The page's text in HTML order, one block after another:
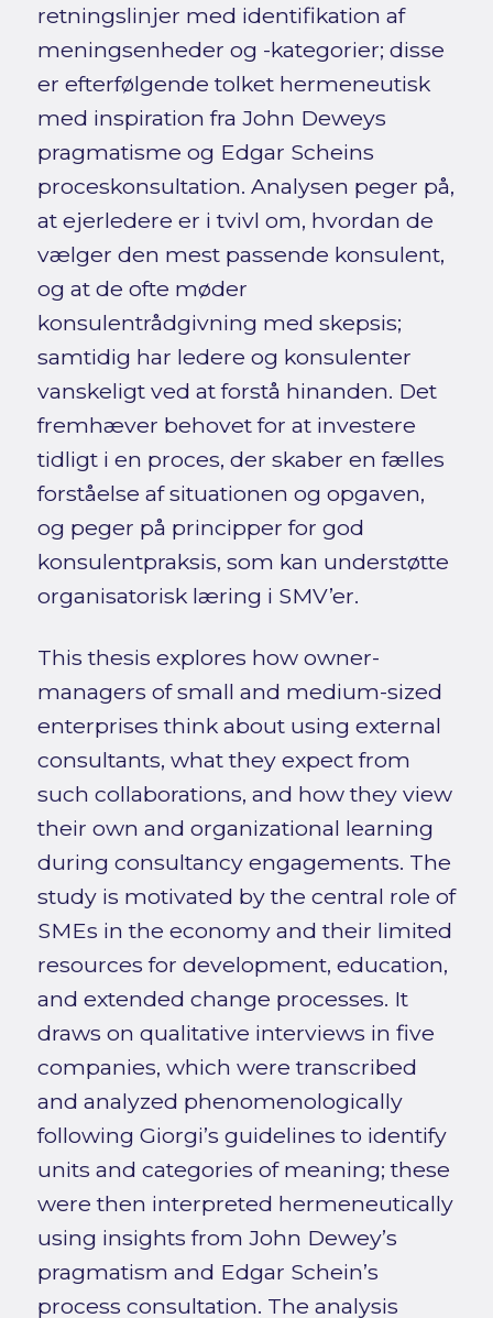
retningslinjer med identifikation af
meningsenheder og -kategorier; disse
er efterfølgende tolket hermeneutisk
med inspiration fra John Deweys
pragmatisme og Edgar Scheins
proceskonsultation. Analysen peger på,
at ejerledere er i tvivl om, hvordan de
vælger den mest passende konsulent,
og at de ofte møder
konsulentrådgivning med skepsis;
samtidig har ledere og konsulenter
vanskeligt ved at forstå hinanden. Det
fremhæver behovet for at investere
tidligt i en proces, der skaber en fælles
forståelse af situationen og opgaven,
og peger på principper for god
konsulentpraksis, som kan understøtte
organisatorisk læring i SMV’er.
This thesis explores how owner-
managers of small and medium-sized
enterprises think about using external
consultants, what they expect from
such collaborations, and how they view
their own and organizational learning
during consultancy engagements. The
study is motivated by the central role of
SMEs in the economy and their limited
resources for development, education,
and extended change processes. It
draws on qualitative interviews in five
companies, which were transcribed
and analyzed phenomenologically
following Giorgi’s guidelines to identify
units and categories of meaning; these
were then interpreted hermeneutically
using insights from John Dewey’s
pragmatism and Edgar Schein’s
process consultation. The analysis